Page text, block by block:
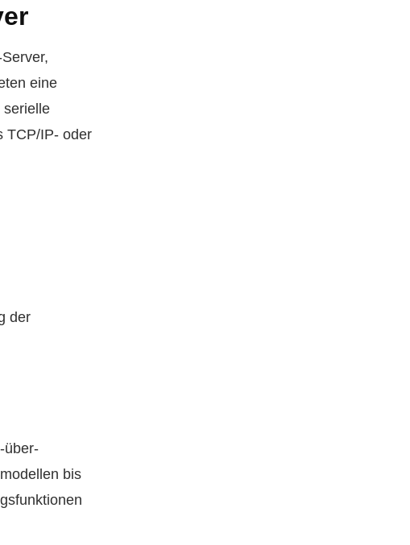
eine
serielle
TCP/IP- oder
der
über-
bis